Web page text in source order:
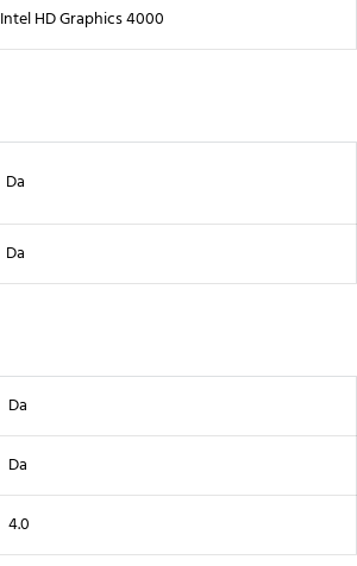
Intel HD Graphics 4000
Da
Da
Da
Da
4.0